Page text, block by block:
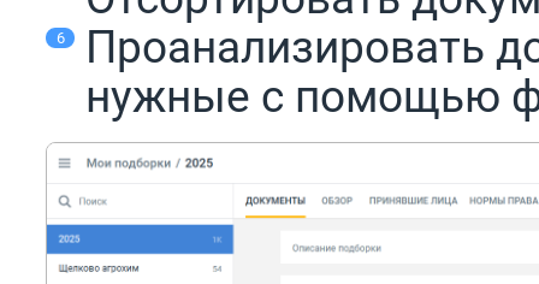
Проанализировать
нужные с помощью